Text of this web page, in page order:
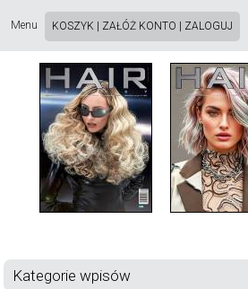
Menu KOSZYK ZAŁÓŻ KONTO ZALOGUJ
Kategorie wpisów
cookie, zgodnie z aktualnymi ustawieniami
Prywatności [X]